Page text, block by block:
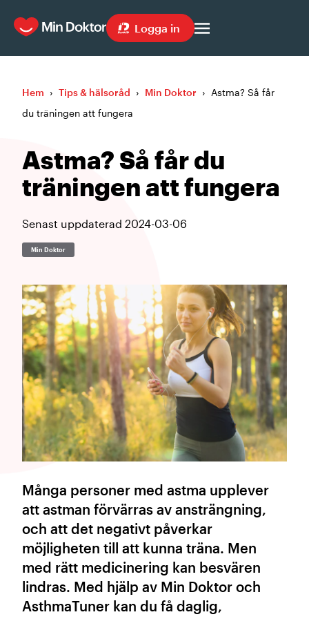
Logga in
Hem › Tips & hälsoråd › Min Doktor › Astma? Så får
du träningen att fungera
Astma? Så får du
träningen att fungera
Senast uppdaterad 2024-03-06
Min Doktor
Många personer med astma upplever
att astman förvärras av ansträngning,
och att det negativt påverkar
möjligheten till att kunna träna. Men
med rätt medicinering kan besvären
lindras. Med hjälp av Min Doktor och
AsthmaTuner kan du få daglig,